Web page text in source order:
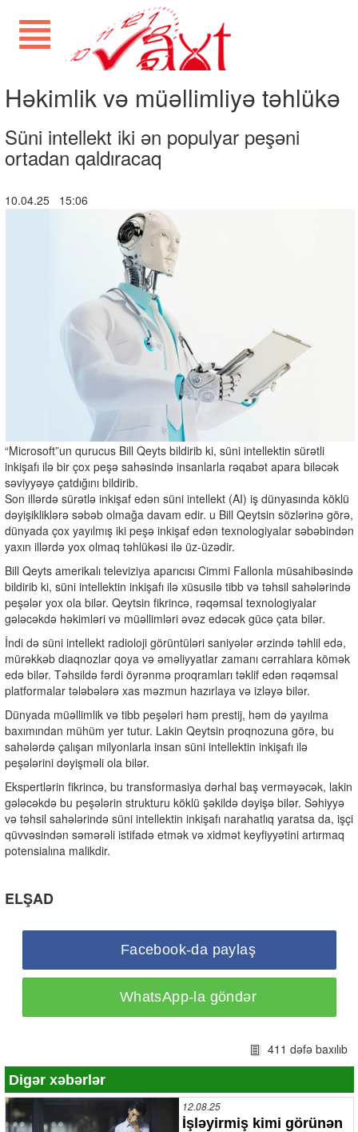
Həkimlik və müəllimliyə təhlükə
Süni intellekt iki ən populyar peşəni
ortadan qaldıracaq
10.04.25 15:06
“Microsoft”un qurucus Bill Qeyts bildirib ki, süni intellektin sürətli
inkişafı ilə bir çox peşə sahəsində insanlarla rəqabət apara biləcək
səviyyəyə çatdığını bildirib.
Son illərdə sürətlə inkişaf edən süni intellekt (AI) iş dünyasında köklü
dəyişikliklərə səbəb olmağa davam edir. u Bill Qeytsin sözlərinə görə,
dünyada çox yayılmış iki peşə inkişaf edən texnologiyalar səbəbindən
yaxın illərdə yox olmaq təhlükəsi ilə üz-üzədir.
Bill Qeyts amerikalı televiziya aparıcısı Cimmi Fallonla müsahibəsində
bildirib ki, süni intellektin inkişafı ilə xüsusilə tibb və təhsil sahələrində
peşələr yox ola bilər. Qeytsin fikrincə, rəqəmsal texnologiyalar
gələcəkdə həkimləri və müəllimləri əvəz edəcək gücə çata bilər.
İndi də süni intellekt radioloji görüntüləri saniyələr ərzində təhlil edə,
mürəkkəb diaqnozlar qoya və əməliyyatlar zamanı cərrahlara kömək
edə bilər. Təhsildə fərdi öyrənmə proqramları təklif edən rəqəmsal
platformalar tələbələrə xas məzmun hazırlaya və izləyə bilər.
Dünyada müəllimlik və tibb peşələri həm prestij, həm də yayılma
baxımından mühüm yer tutur. Lakin Qeytsin proqnozuna görə, bu
sahələrdə çalışan milyonlarla insan süni intellektin inkişafı ilə
peşələrini dəyişməli ola bilər.
Ekspertlərin fikrincə, bu transformasiya dərhal baş verməyəcək, lakin
gələcəkdə bu peşələrin strukturu köklü şəkildə dəyişə bilər. Səhiyyə
və təhsil sahələrində süni intellektin inkişafı narahatlıq yaratsa da, işçi
qüvvəsindən səmərəli istifadə etmək və xidmət keyfiyyətini artırmaq
potensialına malikdir.
ELŞAD
Facebook-da paylaş
WhatsApp-la göndər
411 dəfə baxılıb
Digər xəbərlər
12.08.25
İşləyirmiş kimi görünən